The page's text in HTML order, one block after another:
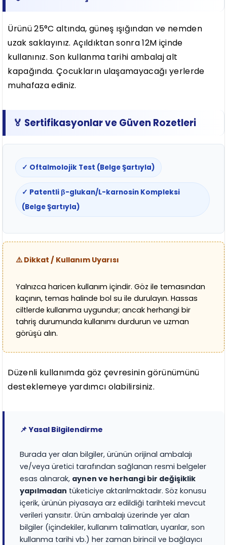
Ürünü 25°C altında, güneş ışığından ve nemden
uzak saklayınız. Açıldıktan sonra 12M içinde
kullanınız. Son kullanma tarihi ambalaj alt
kapağında. Çocukların ulaşamayacağı yerlerde
muhafaza ediniz.
🏅 Sertifikasyonlar ve Güven Rozetleri
✓ Oftalmolojik Test (Belge Şartıyla)
✓ Patentli β-glukan/L-karnosin Kompleksi
(Belge Şartıyla)
⚠️ Dikkat / Kullanım Uyarısı
Yalnızca haricen kullanım içindir. Göz ile temasından
kaçının, temas halinde bol su ile durulayın. Hassas
ciltlerde kullanıma uygundur; ancak herhangi bir
tahriş durumunda kullanımı durdurun ve uzman
görüşü alın.
Düzenli kullanımda göz çevresinin görünümünü
desteklemeye yardımcı olabilirsiniz.
📌 Yasal Bilgilendirme
Burada yer alan bilgiler, ürünün orijinal ambalajı
ve/veya üretici tarafından sağlanan resmi belgeler
esas alınarak, aynen ve herhangi bir değişiklik
yapılmadan tüketiciye aktarılmaktadır. Söz konusu
içerik, ürünün piyasaya arz edildiği tarihteki mevcut
verileri yansıtır. Ürün ambalajı üzerinde yer alan
bilgiler (içindekiler, kullanım talimatları, uyarılar, son
kullanma tarihi vb.) her zaman birincil ve bağlayıcı